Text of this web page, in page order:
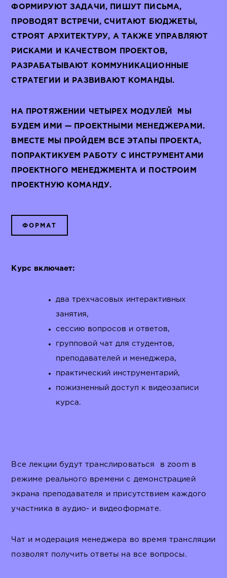
ФОРМИРУЮТ ЗАДАЧИ, ПИШУТ ПИСЬМА,
ПРОВОДЯТ ВСТРЕЧИ, СЧИТАЮТ БЮДЖЕТЫ,
СТРОЯТ АРХИТЕКТУРУ, А ТАКЖЕ УПРАВЛЯЮТ
РИСКАМИ И КАЧЕСТВОМ ПРОЕКТОВ,
РАЗРАБАТЫВАЮТ КОММУНИКАЦИОННЫЕ
СТРАТЕГИИ И РАЗВИВАЮТ КОМАНДЫ.
НА ПРОТЯЖЕНИИ ЧЕТЫРЕХ МОДУЛЕЙ МЫ
БУДЕМ ИМИ — ПРОЕКТНЫМИ МЕНЕДЖЕРАМИ.
ВМЕСТЕ МЫ ПРОЙДЕМ ВСЕ ЭТАПЫ ПРОЕКТА,
ПОПРАКТИКУЕМ РАБОТУ С ИНСТРУМЕНТАМИ
ПРОЕКТНОГО МЕНЕДЖМЕНТА И ПОСТРОИМ
ПРОЕКТНУЮ КОМАНДУ.
ФОРМАТ
Курс включает:
два трехчасовых интерактивных
занятия,
сессию вопросов и ответов,
групповой чат для студентов,
преподавателей и менеджера,
практический инструментарий,
пожизненный доступ к видеозаписи
курса.
Все лекции будут транслироваться в zoom в
режиме реального времени с демонстрацией
экрана преподавателя и присутствием каждого
участника в аудио- и видеоформате.
Чат и модерация менеджера во время трансляции
позволят получить ответы на все вопросы.